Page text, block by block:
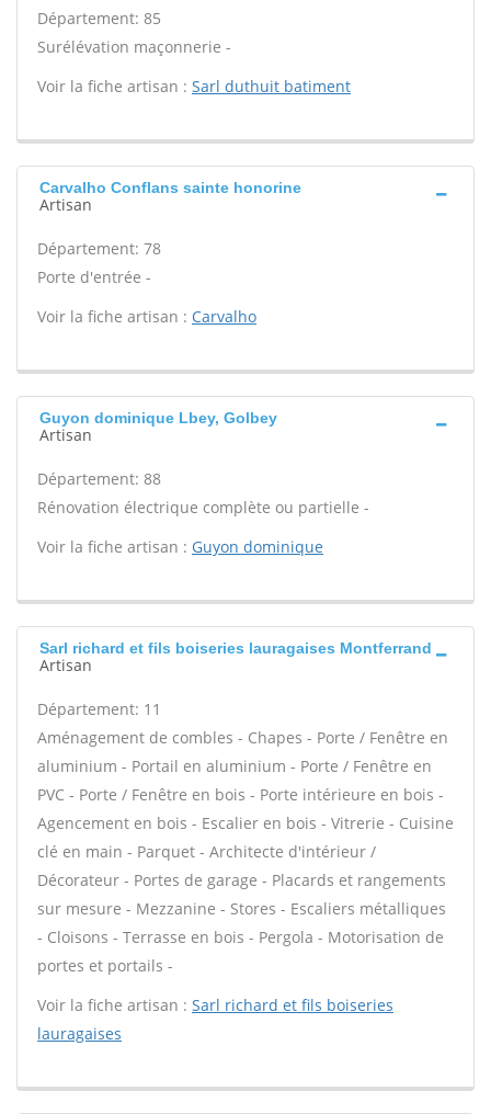
Département: 85
Surélévation maçonnerie -
Voir la fiche artisan : Sarl duthuit batiment
Carvalho Conflans sainte honorine
Artisan
Département: 78
Porte d'entrée -
Voir la fiche artisan : Carvalho
Guyon dominique Lbey, Golbey
Artisan
Département: 88
Rénovation électrique complète ou partielle -
Voir la fiche artisan : Guyon dominique
Sarl richard et fils boiseries lauragaises Montferrand
Artisan
Département: 11
Aménagement de combles - Chapes - Porte / Fenêtre en
aluminium - Portail en aluminium - Porte / Fenêtre en
PVC - Porte / Fenêtre en bois - Porte intérieure en bois -
Agencement en bois - Escalier en bois - Vitrerie - Cuisine
clé en main - Parquet - Architecte d'intérieur /
Décorateur - Portes de garage - Placards et rangements
sur mesure - Mezzanine - Stores - Escaliers métalliques
- Cloisons - Terrasse en bois - Pergola - Motorisation de
portes et portails -
Voir la fiche artisan : Sarl richard et fils boiseries
lauragaises